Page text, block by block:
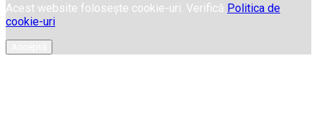
Acest website folosește cookie-uri. Verifică Politica de
cookie-uri